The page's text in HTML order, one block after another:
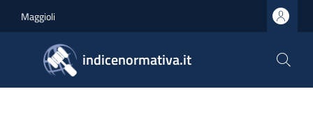
Maggioli
indicenormativa.it